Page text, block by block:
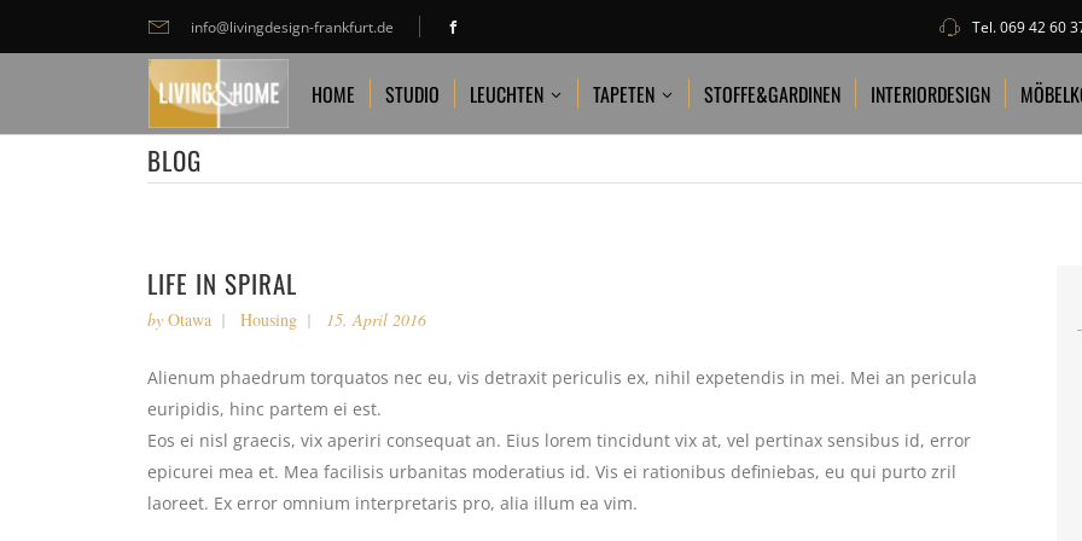
info@livingdesign-frankfurt.de Tel.069 42 60
HOME STUDIO LEUCHTEN TAPETEN STOFFE&GARDINEN INTERIORDESIGN
HOME STUDIO LEUCHTEN MÖBELKOLLEKTION
BLOG
LIFE IN SPIRAL
by Otawa Housing 15. April 2016
Alienum phaedrum torquatos nec eu, vis detraxit periculis ex, nihil expetendis in mei. Mei an pericula
euripidis, hinc partem ei est.
Eos ei nisl graecis, vix aperiri consequat an. Eius lorem tincidunt vix at, vel pertinax sensibus id, error
epicurei mea et. Mea facilisis urbanitas moderatius id. Vis ei rationibus definiebas, eu qui purto zril
laoreet. Ex error omnium interpretaris pro, alia illum ea vim.